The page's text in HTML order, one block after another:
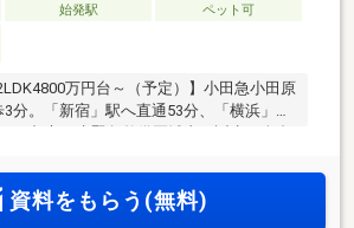
始発駅
ペット可
万円台～（予定）】小田急小田原
分。「新宿」駅へ直通53分、「横浜」駅
商業施設が集積する北口エリア。
資料をもらう(無料)